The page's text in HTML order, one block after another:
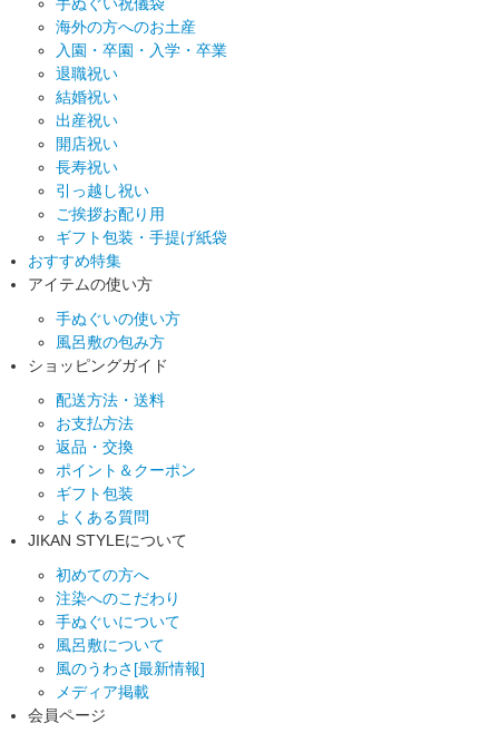
海外の方へのお土産
入園・卒園・入学・卒業
退職祝い
結婚祝い
出産祝い
開店祝い
長寿祝い
引っ越し祝い
ご挨拶お配り用
ギフト包装・手提げ紙袋
おすすめ特集
アイテムの使い方
手ぬぐいの使い方
風呂敷の包み方
ショッピングガイド
配送方法・送料
お支払方法
返品・交換
ポイント＆クーポン
ギフト包装
よくある質問
JIKAN STYLEについて
初めての方へ
注染へのこだわり
手ぬぐいについて
風呂敷について
風のうわさ[最新情報]
メディア掲載
会員ページ